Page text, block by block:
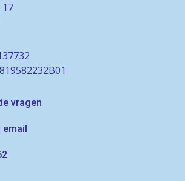
vragen
email